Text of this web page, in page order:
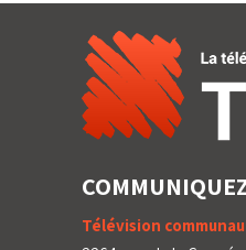
Télévision